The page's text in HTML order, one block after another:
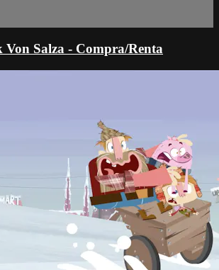
Von Salza - Compra/Renta